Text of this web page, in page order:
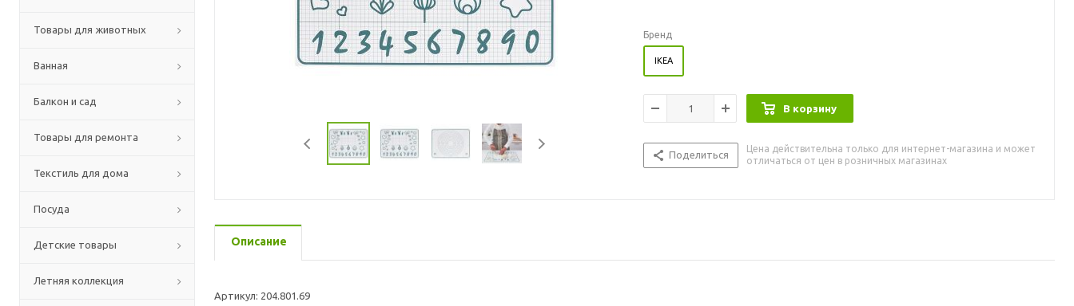
Товары для животных
Ванная
Балкон и сад
Товары для ремонта
Текстиль для дома
Посуда
Детские товары
Летняя коллекция
Бренд
IKEA
В корзину
Поделиться
Цена действительна только для интернет-магазина и может
отличаться от цен в розничных магазинах
Описание
Артикул: 204.801.69